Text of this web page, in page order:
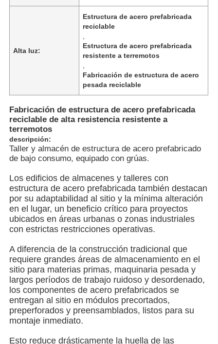
Videos
Sobre nosotros
Visita a la fábrica
Control de Calidad
Contacto
noticias
Todos los casos
Solicitar una cotización
Alta luz:
Estructura de acero prefabricada
reciclable
Estructura de acero prefabricada
resistente a terremotos
Fabricación de estructura de acero
pesada reciclable
Fabricación de estructura de acero prefabricada
reciclable de alta resistencia resistente a
terremotos
descripción:
Taller y almacén de estructura de acero prefabricado
de bajo consumo, equipado con grúas.
Los edificios de almacenes y talleres con
estructura de acero prefabricada también destacan
por su adaptabilidad al sitio y la mínima alteración
en el lugar, un beneficio crítico para proyectos
ubicados en áreas urbanas o zonas industriales
con estrictas restricciones operativas.
A diferencia de la construcción tradicional que
requiere grandes áreas de almacenamiento en el
sitio para materias primas, maquinaria pesada y
largos períodos de trabajo ruidoso y desordenado,
los componentes de acero prefabricados se
entregan al sitio en módulos precortados,
preperforados y preensamblados, listos para su
montaje inmediato.
Esto reduce drásticamente la huella de las